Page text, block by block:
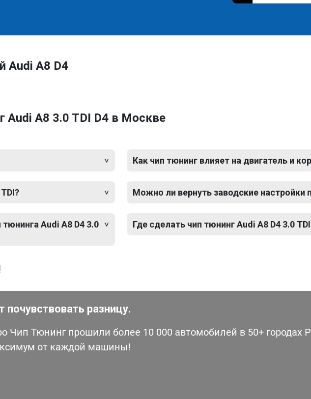
Audi A8 D4
Audi A8 3.0 TDI D4 в Москве
Audi A8 D4 3.0
Как чип тюнинг влияет на двигатель и
Можно ли вернуть заводские настройки
Где сделать чип тюнинг Audi A8 D4 3.0
разницу.
Чип Тюнинг прошили более 10 000 автомобилей в 50+ городах
от каждой машины!